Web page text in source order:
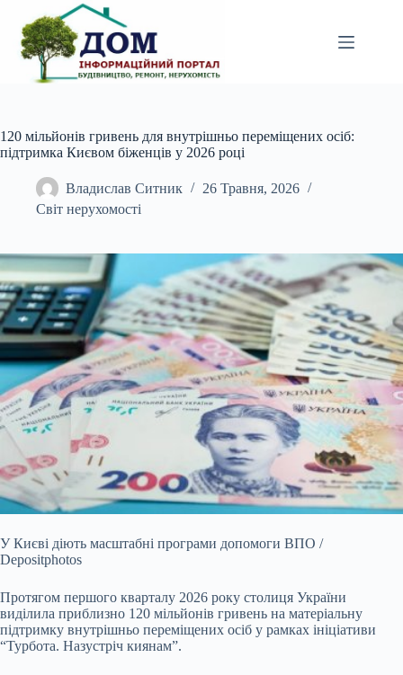
вмісту
120 мільйонів гривень для внутрішньо переміщених осіб:
підтримка Києвом біженців у 2026 році
Владислав Ситник
26 Травня, 2026
Світ нерухомості
У Києві діють масштабні програми допомоги ВПО /
Depositphotos
Протягом першого кварталу 2026 року столиця України
виділила приблизно 120 мільйонів гривень на матеріальну
підтримку внутрішньо переміщених осіб у рамках ініціативи
“Турбота. Назустріч киянам”.